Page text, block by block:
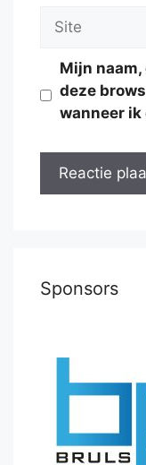
Site
Mijn
deze
wanneer ik
Sponsors